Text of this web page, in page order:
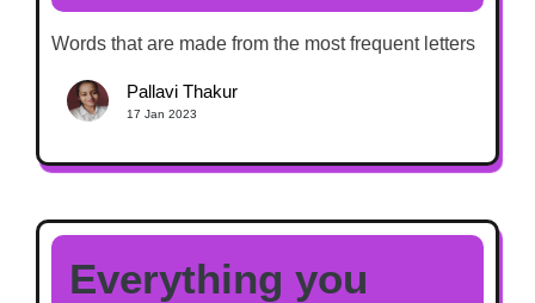
Words that are made from the most frequent letters
Pallavi Thakur
17 Jan 2023
Everything you